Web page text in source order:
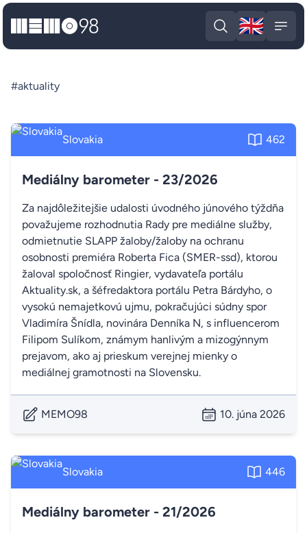
MEMO98
Open search
🇬🇧
#aktuality
Slovakia 462
Mediálny barometer - 23/2026
Za najdôležitejšie udalosti úvodného júnového týždňa
považujeme rozhodnutia Rady pre mediálne služby,
odmietnutie SLAPP žaloby/žaloby na ochranu
osobnosti premiéra Roberta Fica (SMER-ssd), ktorou
žaloval spoločnosť Ringier, vydavateľa portálu
Aktuality.sk, a šéfredaktora portálu Petra Bárdyho, o
vysokú nemajetkovú ujmu, pokračujúci súdny spor
Vladimíra Šnídla, novinára Denníka N, s influencerom
Filipom Sulíkom, známym hanlivým a mizogýnnym
prejavom, ako aj prieskum verejnej mienky o
mediálnej gramotnosti na Slovensku.
MEMO98 10. júna 2026
Slovakia 446
Mediálny barometer - 21/2026